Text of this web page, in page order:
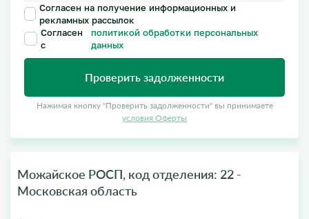
Согласен на получение информационных и
рекламных рассылок
Согласен
с
политикой обработки персональных
данных
Проверить задолженности
Нажимая кнопку "Проверить задолженности" вы принимаете
условия Оферты
Можайское РОСП, код отделения: 22 -
Московская область